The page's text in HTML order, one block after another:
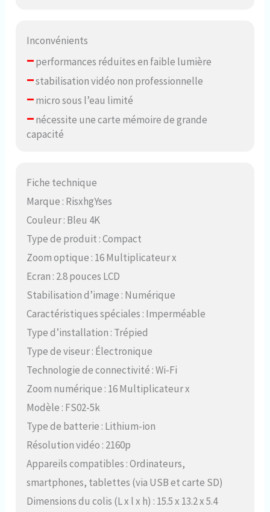
Inconvénients
–performances réduites en faible lumière
–stabilisation vidéo non professionnelle
–micro sous l’eau limité
–nécessite une carte mémoire de grande
capacité
Fiche technique
Marque : RisxhgYses
Couleur : Bleu 4K
Type de produit : Compact
Zoom optique : 16 Multiplicateur x
Ecran : 2.8 pouces LCD
Stabilisation d’image : Numérique
Caractéristiques spéciales : Imperméable
Type d’installation : Trépied
Type de viseur : Électronique
Technologie de connectivité : Wi-Fi
Zoom numérique : 16 Multiplicateur x
Modèle : FS02-5k
Type de batterie : Lithium-ion
Résolution vidéo : 2160p
Appareils compatibles : Ordinateurs,
smartphones, tablettes (via USB et carte SD)
Dimensions du colis (L x l x h) : 15.5 x 13.2 x 5.4